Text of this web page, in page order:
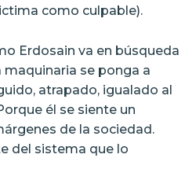
como culpable).
Erdosain va en búsqueda
maquinaria se ponga a
atrapado, igualado al
él se siente un
de la sociedad.
del sistema que lo